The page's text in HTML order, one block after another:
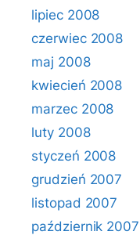
lipiec 2008
czerwiec 2008
maj 2008
kwiecień 2008
marzec 2008
luty 2008
styczeń 2008
grudzień 2007
listopad 2007
październik 2007